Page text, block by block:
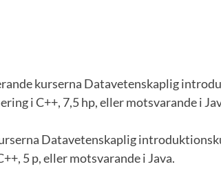
kurserna Datavetenskaplig
i C++, 7,5 hp, eller motsvarande i
Datavetenskaplig
5 p, eller motsvarande i Java.